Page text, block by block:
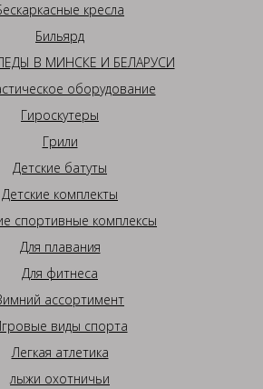
кресла
Бильярд
В МИНСКЕ И БЕЛАРУСИ
оборудование
Гироскутеры
Грили
Детские батуты
Детские комплекты
спортивные комплексы
Для плавания
Для фитнеса
ассортимент
виды спорта
Легкая атлетика
лыжи охотничьи